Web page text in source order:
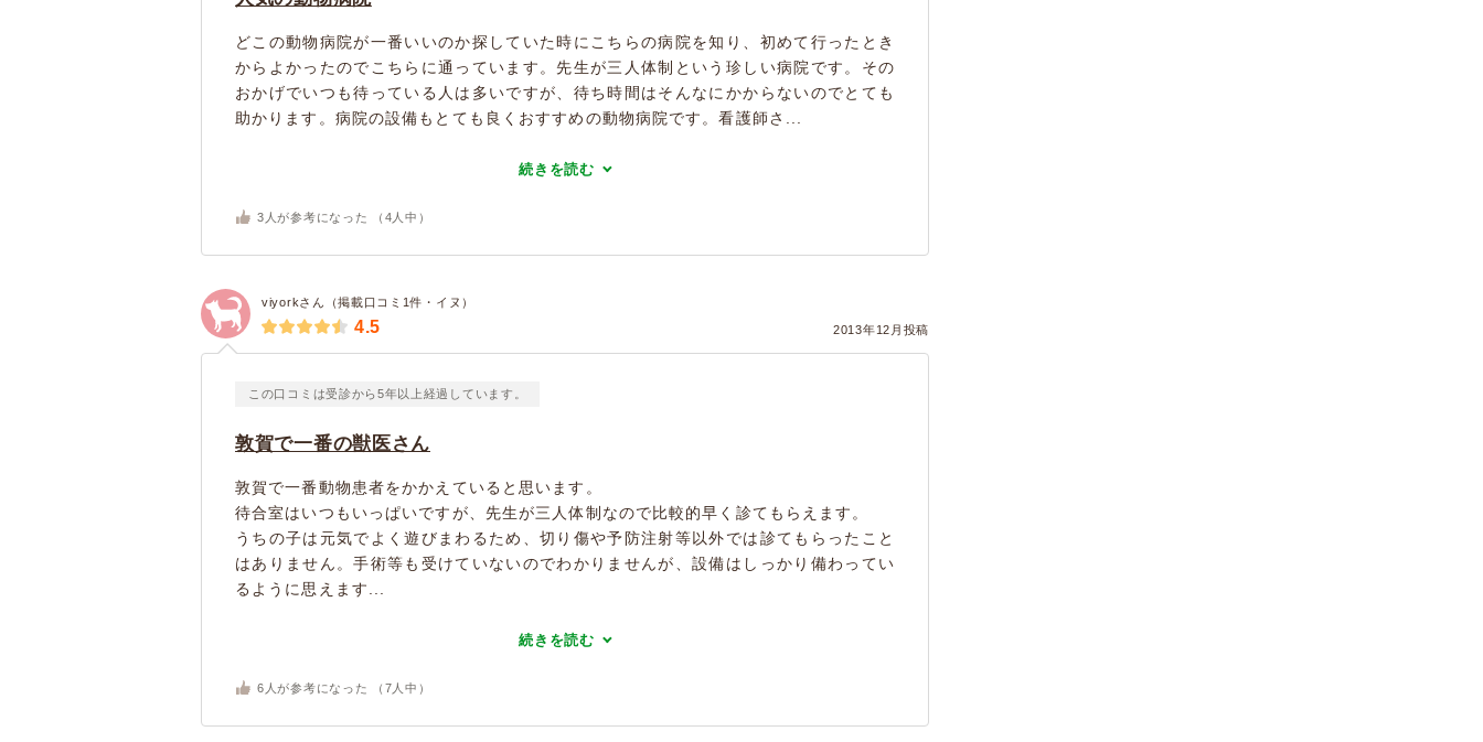
どこの動物病院が一番いいのか探していた時にこちらの病院を知り、初めて行ったとき
からよかったのでこちらに通っています。先生が三人体制という珍しい病院です。その
おかげでいつも待っている人は多いですが、待ち時間はそんなにかからないのでとても
助かります。病院の設備もとても良くおすすめの動物病院です。看護師さ...
続きを読む
3 人が参考になった （ 4 人中）
viyorkさん（掲載口コミ1件・イヌ）
2013年12月投稿
4.5
この口コミは受診から5年以上経過しています。
敦賀で一番の獣医さん
敦賀で一番動物患者をかかえていると思います。
待合室はいつもいっぱいですが、先生が三人体制なので比較的早く診てもらえます。
うちの子は元気でよく遊びまわるため、切り傷や予防注射等以外では診てもらったこと
はありません。手術等も受けていないのでわかりませんが、設備はしっかり備わってい
るように思えます...
続きを読む
6 人が参考になった （ 7 人中）